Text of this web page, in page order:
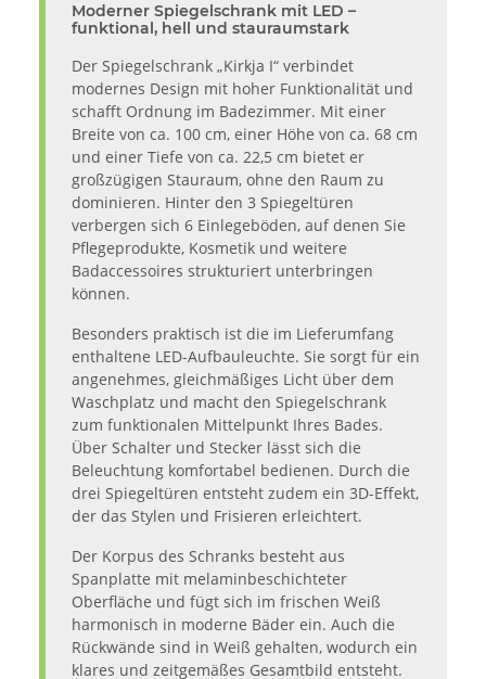
Moderner Spiegelschrank mit LED –
funktional, hell und stauraumstark
Der Spiegelschrank „Kirkja I“ verbindet
modernes Design mit hoher Funktionalität und
schafft Ordnung im Badezimmer. Mit einer
Breite von ca. 100 cm, einer Höhe von ca. 68 cm
und einer Tiefe von ca. 22,5 cm bietet er
großzügigen Stauraum, ohne den Raum zu
dominieren. Hinter den 3 Spiegeltüren
verbergen sich 6 Einlegeböden, auf denen Sie
Pflegeprodukte, Kosmetik und weitere
Badaccessoires strukturiert unterbringen
können.
Besonders praktisch ist die im Lieferumfang
enthaltene LED-Aufbauleuchte. Sie sorgt für ein
angenehmes, gleichmäßiges Licht über dem
Waschplatz und macht den Spiegelschrank
zum funktionalen Mittelpunkt Ihres Bades.
Über Schalter und Stecker lässt sich die
Beleuchtung komfortabel bedienen. Durch die
drei Spiegeltüren entsteht zudem ein 3D-Effekt,
der das Stylen und Frisieren erleichtert.
Der Korpus des Schranks besteht aus
Spanplatte mit melaminbeschichteter
Oberfläche und fügt sich im frischen Weiß
harmonisch in moderne Bäder ein. Auch die
Rückwände sind in Weiß gehalten, wodurch ein
klares und zeitgemäßes Gesamtbild entsteht.